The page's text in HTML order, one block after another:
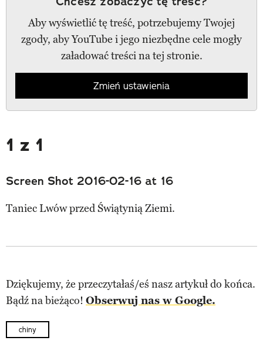
Aby wyświetlić tę treść, potrzebujemy Twojej
zgody, aby YouTube i jego niezbędne cele mogły
załadować treści na tej stronie.
Zmień ustawienia
1 z 1
Screen Shot 2016-02-16 at 16
Taniec Lwów przed Świątynią Ziemi.
Dziękujemy, że przeczytałaś/eś nasz artykuł do końca.
Bądź na bieżąco! Obserwuj nas w Google.
chiny